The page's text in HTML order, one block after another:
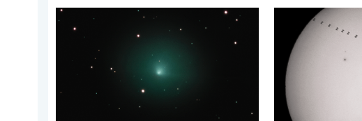
Kometa 10P/Tempel. Kosmické přiblížení. . . sobota 25.
Přelet vesmírné